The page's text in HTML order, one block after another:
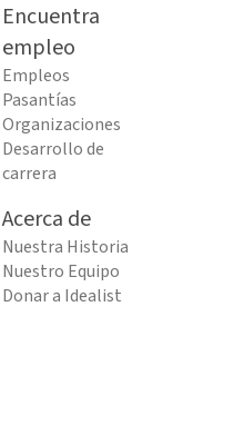
Encuentra
empleo
Empleos
Pasantías
Organizaciones
Desarrollo de
carrera
Acerca de
Nuestra Historia
Nuestro Equipo
Donar a Idealist